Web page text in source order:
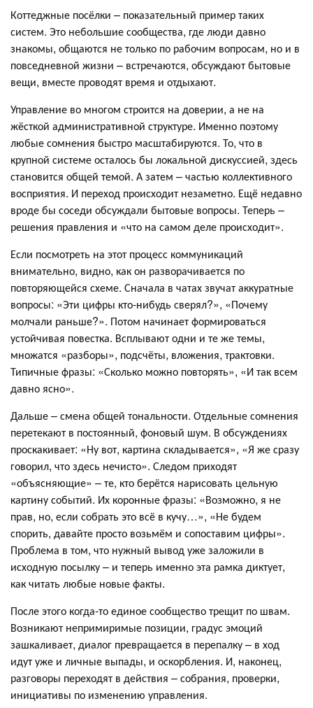
Коттеджные посёлки – показательный пример таких
систем. Это небольшие сообщества, где люди давно
знакомы, общаются не только по рабочим вопросам, но и в
повседневной жизни – встречаются, обсуждают бытовые
вещи, вместе проводят время и отдыхают.
Управление во многом строится на доверии, а не на
жёсткой административной структуре. Именно поэтому
любые сомнения быстро масштабируются. То, что в
крупной системе осталось бы локальной дискуссией, здесь
становится общей темой. А затем – частью коллективного
восприятия. И переход происходит незаметно. Ещё недавно
вроде бы соседи обсуждали бытовые вопросы. Теперь –
решения правления и «что на самом деле происходит».
Если посмотреть на этот процесс коммуникаций
внимательно, видно, как он разворачивается по
повторяющейся схеме. Сначала в чатах звучат аккуратные
вопросы: «Эти цифры кто-нибудь сверял?», «Почему
молчали раньше?». Потом начинает формироваться
устойчивая повестка. Всплывают одни и те же темы,
множатся «разборы», подсчёты, вложения, трактовки.
Типичные фразы: «Сколько можно повторять», «И так всем
давно ясно».
Дальше – смена общей тональности. Отдельные сомнения
перетекают в постоянный, фоновый шум. В обсуждениях
проскакивает: «Ну вот, картина складывается», «Я же сразу
говорил, что здесь нечисто». Следом приходят
«объясняющие» – те, кто берётся нарисовать цельную
картину событий. Их коронные фразы: «Возможно, я не
прав, но, если собрать это всё в кучу…», «Не будем
спорить, давайте просто возьмём и сопоставим цифры».
Проблема в том, что нужный вывод уже заложили в
исходную посылку – и теперь именно эта рамка диктует,
как читать любые новые факты.
После этого когда-то единое сообщество трещит по швам.
Возникают непримиримые позиции, градус эмоций
зашкаливает, диалог превращается в перепалку – в ход
идут уже и личные выпады, и оскорбления. И, наконец,
разговоры переходят в действия – собрания, проверки,
инициативы по изменению управления.